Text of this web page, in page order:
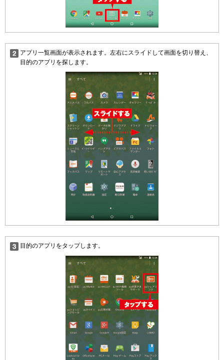
アプリ一覧画面が表示されます。左右にスライドして画面を切り替え、
目的のアプリを探します。
目的のアプリをタップします。